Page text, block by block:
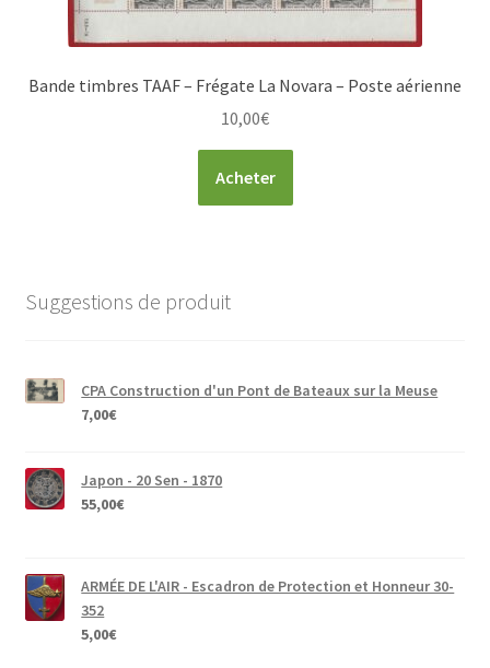
Bande timbres TAAF – Frégate La Novara – Poste aérienne
10,00€
Acheter
Suggestions de produit
CPA Construction d'un Pont de Bateaux sur la Meuse
7,00€
Japon - 20 Sen - 1870
55,00€
ARMÉE DE L'AIR - Escadron de Protection et Honneur 30-
352
5,00€